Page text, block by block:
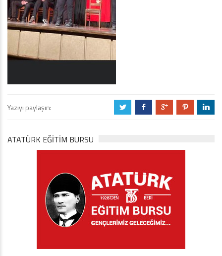
Yazıyı paylaşın: a b c d j
ATATÜRK EĞITIM BURSU